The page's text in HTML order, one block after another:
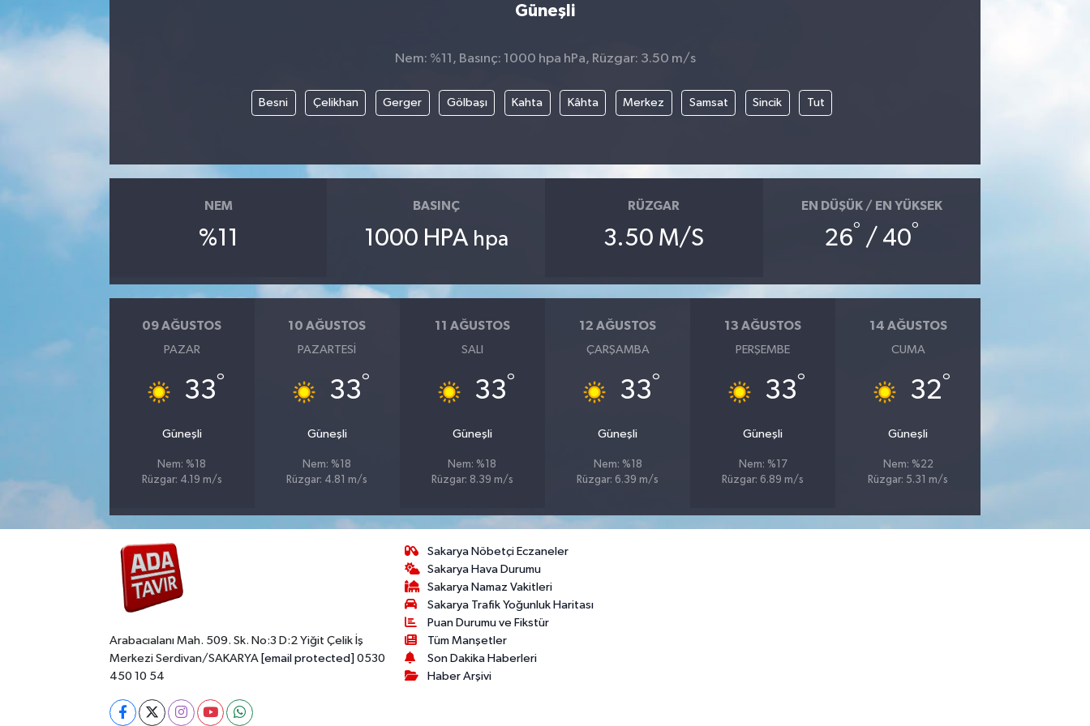
Güneşli
Nem: %11, Basınç: 1000 hpa hPa, Rüzgar: 3.50 m/s
Besni Çelikhan Gerger Gölbaşı Kahta Kâhta Merkez Samsat Sincik Tut
NEM
%11
BASINÇ
1000 HPA hpa
RÜZGAR
3.50 M/S
EN DÜŞÜK / EN YÜKSEK
26° / 40°
09 AĞUSTOS
PAZAR
33°
Güneşli
Nem: %18
Rüzgar: 4.19 m/s
10 AĞUSTOS
PAZARTESI
33°
Güneşli
Nem: %18
Rüzgar: 4.81 m/s
11 AĞUSTOS
SALI
33°
Güneşli
Nem: %18
Rüzgar: 8.39 m/s
12 AĞUSTOS
ÇARŞAMBA
33°
Güneşli
Nem: %18
Rüzgar: 6.39 m/s
13 AĞUSTOS
PERŞEMBE
33°
Güneşli
Nem: %17
Rüzgar: 6.89 m/s
14 AĞUSTOS
CUMA
32°
Güneşli
Nem: %22
Rüzgar: 5.31 m/s
Arabacıalanı Mah. 509. Sk. No:3 D:2 Yiğit Çelik İş
Merkezi Serdivan/SAKARYA [email protected] 0530
450 10 54
Sakarya Nöbetçi Eczaneler
Sakarya Hava Durumu
Sakarya Namaz Vakitleri
Sakarya Trafik Yoğunluk Haritası
Puan Durumu ve Fikstür
Tüm Manşetler
Son Dakika Haberleri
Haber Arşivi